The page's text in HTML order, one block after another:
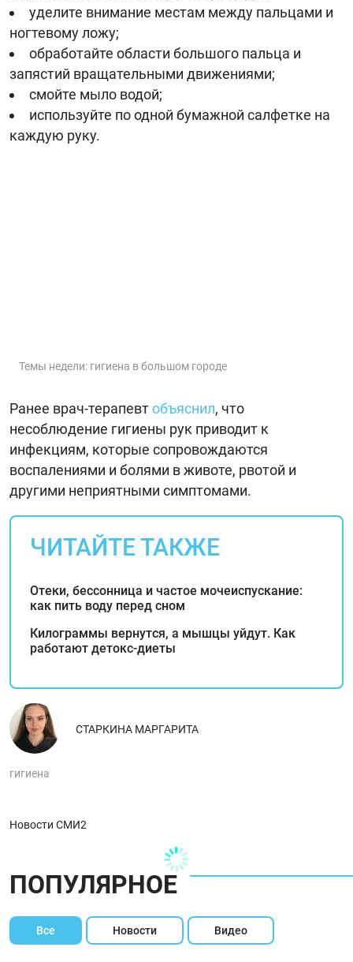
уделите внимание местам между пальцами и
ногтевому ложу;
обработайте области большого пальца и
запястий вращательными движениями;
смойте мыло водой;
используйте по одной бумажной салфетке на
каждую руку.
Темы недели: гигиена в большом городе
Ранее врач-терапевтобъяснил, что
несоблюдение гигиены рук приводит к
инфекциям, которые сопровождаются
воспалениями и болями в животе, рвотой и
другими неприятными симптомами.
ЧИТАЙТЕ ТАКЖЕ
Отеки, бессонница и частое мочеиспускание:
как пить воду перед сном
Килограммы вернутся, а мышцы уйдут. Как
работают детокс-диеты
СТАРКИНА МАРГАРИТА
гигиена
Новости СМИ2
ПОПУЛЯРНОЕ
Все Новости Видео